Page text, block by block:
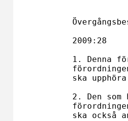
2009:28
1. Denna
ska
2. Den
ska också